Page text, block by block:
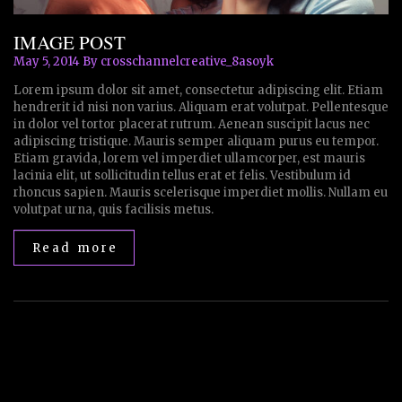
IMAGE POST
May 5, 2014 By crosschannelcreative_8asoyk
Lorem ipsum dolor sit amet, consectetur adipiscing elit. Etiam
hendrerit id nisi non varius. Aliquam erat volutpat. Pellentesque
in dolor vel tortor placerat rutrum. Aenean suscipit lacus nec
adipiscing tristique. Mauris semper aliquam purus eu tempor.
Etiam gravida, lorem vel imperdiet ullamcorper, est mauris
lacinia elit, ut sollicitudin tellus erat et felis. Vestibulum id
rhoncus sapien. Mauris scelerisque imperdiet mollis. Nullam eu
volutpat urna, quis facilisis metus.
Read more